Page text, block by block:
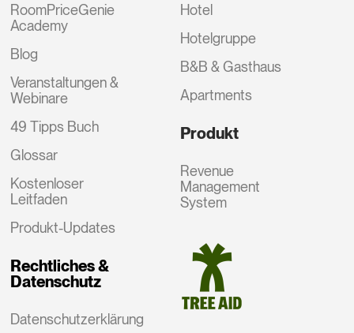
RoomPriceGenie
Academy
Blog
Veranstaltungen &
Webinare
49 Tipps Buch
Glossar
Kostenloser
Leitfaden
Produkt-Updates
Rechtliches &
Datenschutz
Datenschutzerklärung
Hotel
Hotelgruppe
B&B & Gasthaus
Apartments
Produkt
Revenue
Management
System